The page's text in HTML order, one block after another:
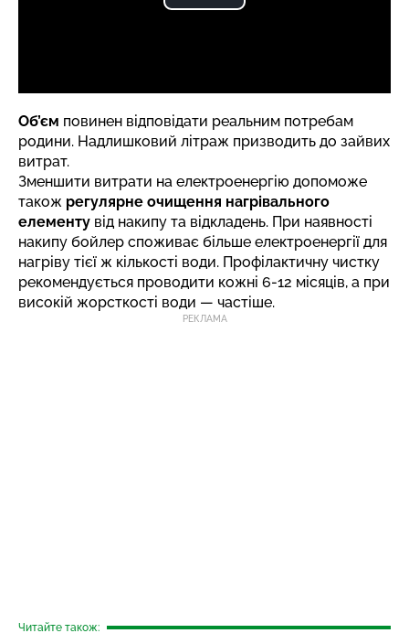
Об’єм повинен відповідати реальним потребам
родини. Надлишковий літраж призводить до зайвих
витрат.
Зменшити витрати на електроенергію допоможе
також регулярне очищення нагрівального
елементу від накипу та відкладень. При наявності
накипу бойлер споживає більше електроенергії для
нагріву тієї ж кількості води. Профілактичну чистку
рекомендується проводити кожні 6-12 місяців, а при
високій жорсткості води — частіше.
РЕКЛАМА
Читайте також: